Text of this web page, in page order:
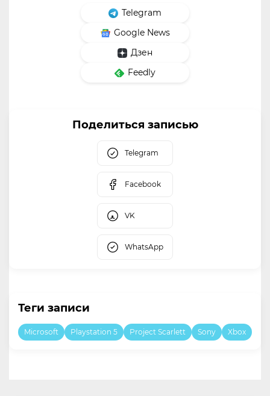
Telegram
Google News
Дзен
Feedly
Поделиться записью
Telegram
Facebook
VK
WhatsApp
Теги записи
Microsoft Playstation 5 Project Scarlett Sony Xbox